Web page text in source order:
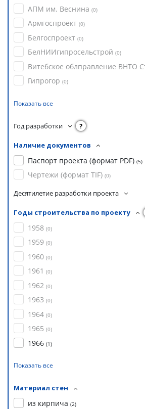
АПМ им. Веснина (0)
Армгоспроект (0)
Белгоспроект (0)
БелНИИгипросельстрой (0)
Витебское облправление ВНТО
Гипрогор (0)
Показать все
Год разработки ?
Наличие документов
Паспорт проекта (формат PDF) (5)
Чертежи (формат TIF) (0)
Десятилетие разработки проекта
Годы строительства по проекту
1958 (0)
1959 (0)
1960 (0)
1961 (0)
1962 (0)
1963 (0)
1964 (0)
1965 (0)
1966 (1)
Показать все
Материал стен
из кирпича (2)